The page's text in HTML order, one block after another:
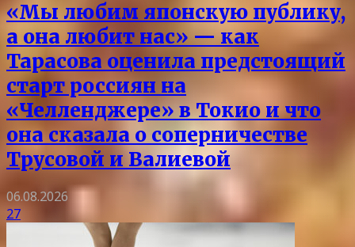
«Мы любим японскую публику,
а она любит нас» — как
Тарасова оценила предстоящий
старт россиян на
«Челленджере» в Токио и что
она сказала о соперничестве
Трусовой и Валиевой
06.08.2026
27